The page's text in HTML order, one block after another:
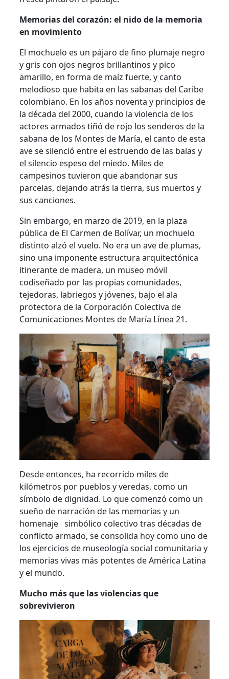
Memorias del corazón: el nido de la memoria
en movimiento
El mochuelo es un pájaro de fino plumaje negro
y gris con ojos negros brillantinos y pico
amarillo, en forma de maíz fuerte, y canto
melodioso que habita en las sabanas del Caribe
colombiano. En los años noventa y principios de
la década del 2000, cuando la violencia de los
actores armados tiñó de rojo los senderos de la
sabana de los Montes de María, el canto de esta
ave se silenció entre el estruendo de las balas y
el silencio espeso del miedo. Miles de
campesinos tuvieron que abandonar sus
parcelas, dejando atrás la tierra, sus muertos y
sus canciones.
Sin embargo, en marzo de 2019, en la plaza
pública de El Carmen de Bolívar, un mochuelo
distinto alzó el vuelo. No era un ave de plumas,
sino una imponente estructura arquitectónica
itinerante de madera, un museo móvil
codiseñado por las propias comunidades,
tejedoras, labriegos y jóvenes, bajo el ala
protectora de la Corporación Colectiva de
Comunicaciones Montes de María Línea 21.
Desde entonces, ha recorrido miles de
kilómetros por pueblos y veredas, como un
símbolo de dignidad. Lo que comenzó como un
sueño de narración de las memorias y un
homenaje simbólico colectivo tras décadas de
conflicto armado, se consolida hoy como uno de
los ejercicios de museología social comunitaria y
memorias vivas más potentes de América Latina
y el mundo.
Mucho más que las violencias que
sobrevivieron